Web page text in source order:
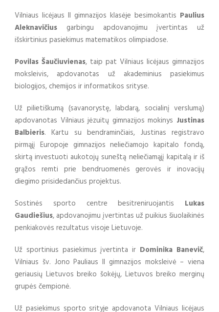
Vilniaus licėjaus II gimnazijos klasėje besimokantis Paulius
Aleknavičius garbingu apdovanojimu įvertintas už
išskirtinius pasiekimus matematikos olimpiadose.
Povilas Šaučiuvienas, taip pat Vilniaus licėjaus gimnazijos
moksleivis, apdovanotas už akademinius pasiekimus
biologijos, chemijos ir informatikos srityse.
Už pilietiškumą (savanorystę, labdarą, socialinį verslumą)
apdovanotas Vilniaus jėzuitų gimnazijos mokinys Justinas
Balbieris. Kartu su bendraminčiais, Justinas registravo
pirmąjį Europoje gimnazijos neliečiamojo kapitalo fondą,
skirtą investuoti aukotojų suneštą neliečiamąjį kapitalą ir iš
grąžos remti prie bendruomenės gerovės ir inovacijų
diegimo prisidedančius projektus.
Sostinės sporto centre besitreniruojantis Lukas
Gaudiešius, apdovanojimu įvertintas už puikius šiuolaikinės
penkiakovės rezultatus visoje Lietuvoje.
Už sportinius pasiekimus įvertinta ir Dominika Banevič,
Vilniaus šv. Jono Pauliaus II gimnazijos moksleivė – viena
geriausių Lietuvos breiko šokėjų, Lietuvos breiko merginų
grupės čempionė.
Už pasiekimus sporto srityje apdovanota Vilniaus licėjaus